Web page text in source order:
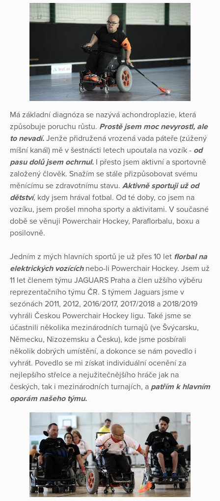
Má základní diagnóza se nazývá achondroplazie, která
způsobuje poruchu růstu. Prostě jsem moc nevyrostl, ale
to nevadí. Jenže přidružená vrozená vada páteře (zúžený
míšní kanál) mě v šestnácti letech upoutala na vozík - od
pasu dolů jsem ochrnul. I přesto jsem aktivní a sportovně
založený člověk. Snažím se stále přizpůsobovat svému
měnícímu se zdravotnímu stavu. Aktivně sportuji už od
dětství, kdy jsem hrával fotbal. Od té doby, co jsem na
vozíku, jsem prošel mnoha sporty a aktivitami. V současné
době se věnuji Powerchair Hockey, Paraflorbalu, boxu a
posilovně.
Jedním z mých hlavních sportů je už přes 10 let florbal na
elektrických vozícíchnebo-li Powerchair Hockey. Jsem už
11 let členem týmu JAGUARS Praha a člen užšího výběru
reprezentačního týmu ČR. S týmem Jaguars jsme v
sezónách 2011, 2012, 2016/2017, 2017/2018 a 2018/2019
vyhráli Českou Powerchair Hockey ligu. Také jsme se
účastnili několika mezinárodních turnajů (ve Švýcarsku,
Německu, Nizozemsku a Česku), kde jsme posbírali
několik dobrých umístění, a dokonce se nám povedlo i
vyhrát. Povedlo se mi získat individuální ocenění za
nejlepšího střelce a nejužitečnějšího hráče jak na
českých, tak i mezinárodních turnajích, a patřím k hlavním
oporám našeho týmu.